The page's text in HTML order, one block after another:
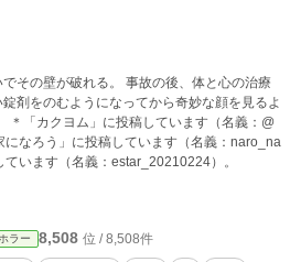
。 事故の後、体と心の治療
剤をのむようになってから奇妙な顔を見るよ
なろう」に投稿しています（名義：naro_na
います（名義：estar_20210224）。
ホラー 8,508 位 / 8,508件